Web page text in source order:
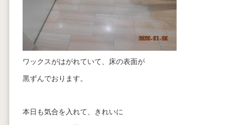
ワックスがはがれていて、床の表面が
黒ずんでおります。
本日も気合を入れて、きれいに